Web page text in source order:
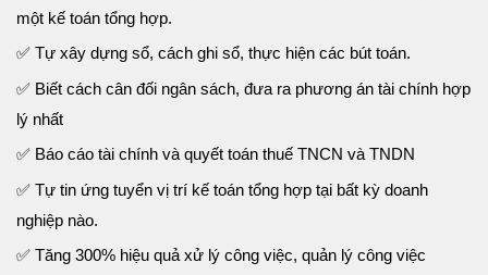
một kế toán tổng hợp.
✅ Tự xây dựng sổ, cách ghi sổ, thực hiện các bút toán.
✅ Biết cách cân đối ngân sách, đưa ra phương án tài chính hợp
lý nhất
✅ Báo cáo tài chính và quyết toán thuế TNCN và TNDN
✅ Tự tin ứng tuyển vị trí kế toán tổng hợp tại bất kỳ doanh
nghiệp nào.
✅ Tăng 300% hiệu quả xử lý công việc, quản lý công việc